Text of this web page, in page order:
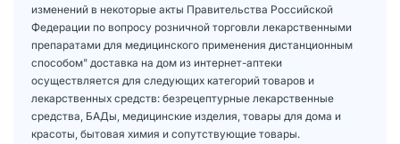
изменений в некоторые акты Правительства Российской
Федерации по вопросу розничной торговли лекарственными
препаратами для медицинского применения дистанционным
способом" доставка на дом из интернет-аптеки
осуществляется для следующих категорий товаров и
лекарственных средств: безрецептурные лекарственные
средства, БАДы, медицинские изделия, товары для дома и
красоты, бытовая химия и сопутствующие товары.